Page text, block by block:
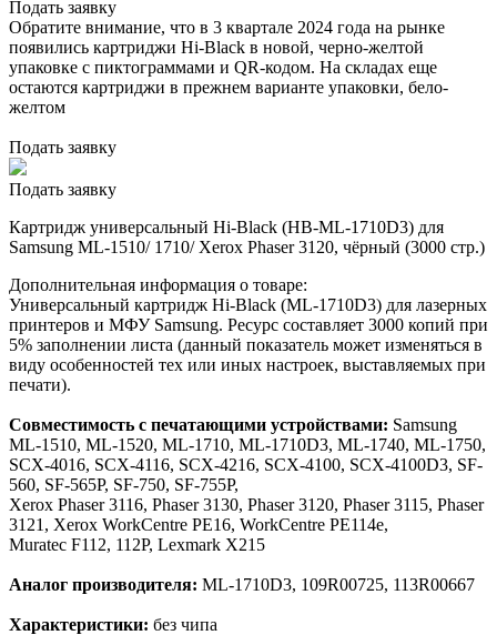
Подать заявку
Обратите внимание, что в 3 квартале 2024 года на рынке
появились картриджи Hi-Black в новой, черно-желтой
упаковке с пиктограммами и QR-кодом. На складах еще
остаются картриджи в прежнем варианте упаковки, бело-
желтом
Подать заявку
Подать заявку
Картридж универсальный Hi-Black (HB-ML-1710D3) для
Samsung ML-1510/ 1710/ Xerox Phaser 3120, чёрный (3000 стр.)
Дополнительная информация о товаре:
Универсальный картридж Hi-Black (ML-1710D3) для лазерных
принтеров и МФУ Samsung. Ресурс составляет 3000 копий при
5% заполнении листа (данный показатель может изменяться в
виду особенностей тех или иных настроек, выставляемых при
печати).
Совместимость с печатающими устройствами: Samsung
ML-1510, ML-1520, ML-1710, ML-1710D3, ML-1740, ML-1750,
SCX-4016, SCX-4116, SCX-4216, SCX-4100, SCX-4100D3, SF-
560, SF-565P, SF-750, SF-755P,
Xerox Phaser 3116, Phaser 3130, Phaser 3120, Phaser 3115, Phaser
3121, Xerox WorkCentre PE16, WorkCentre PE114e,
Muratec F112, 112P, Lexmark X215
Аналог производителя: ML-1710D3, 109R00725, 113R00667
Характеристики: без чипа